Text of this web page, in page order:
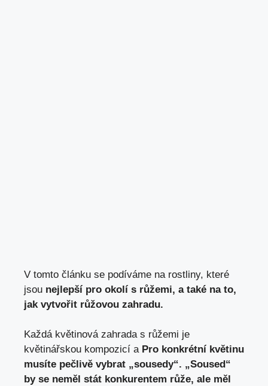
V tomto článku se podíváme na rostliny, které
jsou nejlepší pro okolí s růžemi, a také na to,
jak vytvořit růžovou zahradu.
Každá květinová zahrada s růžemi je
květinářskou kompozicí a Pro konkrétní květinu
musíte pečlivě vybrat „sousedy“. „Soused“
by se neměl stát konkurentem růže, ale měl